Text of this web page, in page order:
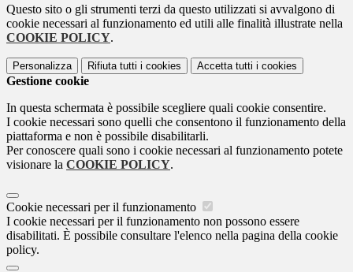
Questo sito o gli strumenti terzi da questo utilizzati si avvalgono di
cookie necessari al funzionamento ed utili alle finalità illustrate nella
COOKIE POLICY.
Personalizza Rifiuta tutti i cookies Accetta tutti i cookies
Gestione cookie
In questa schermata è possibile scegliere quali cookie consentire.
I cookie necessari sono quelli che consentono il funzionamento della
piattaforma e non è possibile disabilitarli.
Per conoscere quali sono i cookie necessari al funzionamento potete
visionare la COOKIE POLICY.
Cookie necessari per il funzionamento
I cookie necessari per il funzionamento non possono essere
disabilitati. È possibile consultare l'elenco nella pagina della cookie
policy.